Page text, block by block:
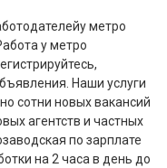
метро
у метро
Наши услуги
сотни новых вакансий
агентств и частных
по зарплате
на 2 часа в день до